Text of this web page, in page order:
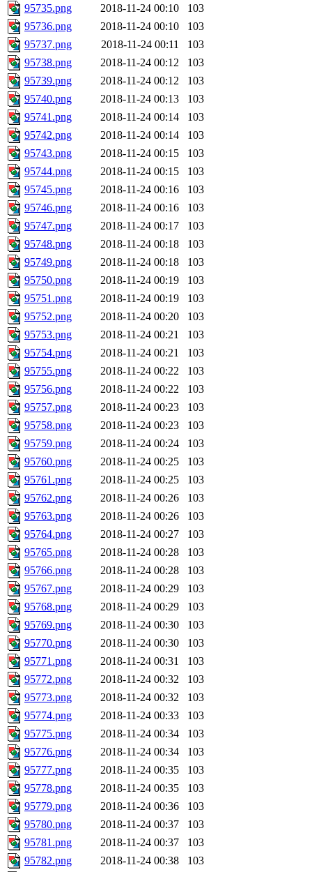
95735.png
2018-11-24 00:10
103
95736.png
2018-11-24 00:10
103
95737.png
2018-11-24 00:11
103
95738.png
2018-11-24 00:12
103
95739.png
2018-11-24 00:12
103
95740.png
2018-11-24 00:13
103
95741.png
2018-11-24 00:14
103
95742.png
2018-11-24 00:14
103
95743.png
2018-11-24 00:15
103
95744.png
2018-11-24 00:15
103
95745.png
2018-11-24 00:16
103
95746.png
2018-11-24 00:16
103
95747.png
2018-11-24 00:17
103
95748.png
2018-11-24 00:18
103
95749.png
2018-11-24 00:18
103
95750.png
2018-11-24 00:19
103
95751.png
2018-11-24 00:19
103
95752.png
2018-11-24 00:20
103
95753.png
2018-11-24 00:21
103
95754.png
2018-11-24 00:21
103
95755.png
2018-11-24 00:22
103
95756.png
2018-11-24 00:22
103
95757.png
2018-11-24 00:23
103
95758.png
2018-11-24 00:23
103
95759.png
2018-11-24 00:24
103
95760.png
2018-11-24 00:25
103
95761.png
2018-11-24 00:25
103
95762.png
2018-11-24 00:26
103
95763.png
2018-11-24 00:26
103
95764.png
2018-11-24 00:27
103
95765.png
2018-11-24 00:28
103
95766.png
2018-11-24 00:28
103
95767.png
2018-11-24 00:29
103
95768.png
2018-11-24 00:29
103
95769.png
2018-11-24 00:30
103
95770.png
2018-11-24 00:30
103
95771.png
2018-11-24 00:31
103
95772.png
2018-11-24 00:32
103
95773.png
2018-11-24 00:32
103
95774.png
2018-11-24 00:33
103
95775.png
2018-11-24 00:34
103
95776.png
2018-11-24 00:34
103
95777.png
2018-11-24 00:35
103
95778.png
2018-11-24 00:35
103
95779.png
2018-11-24 00:36
103
95780.png
2018-11-24 00:37
103
95781.png
2018-11-24 00:37
103
95782.png
2018-11-24 00:38 103